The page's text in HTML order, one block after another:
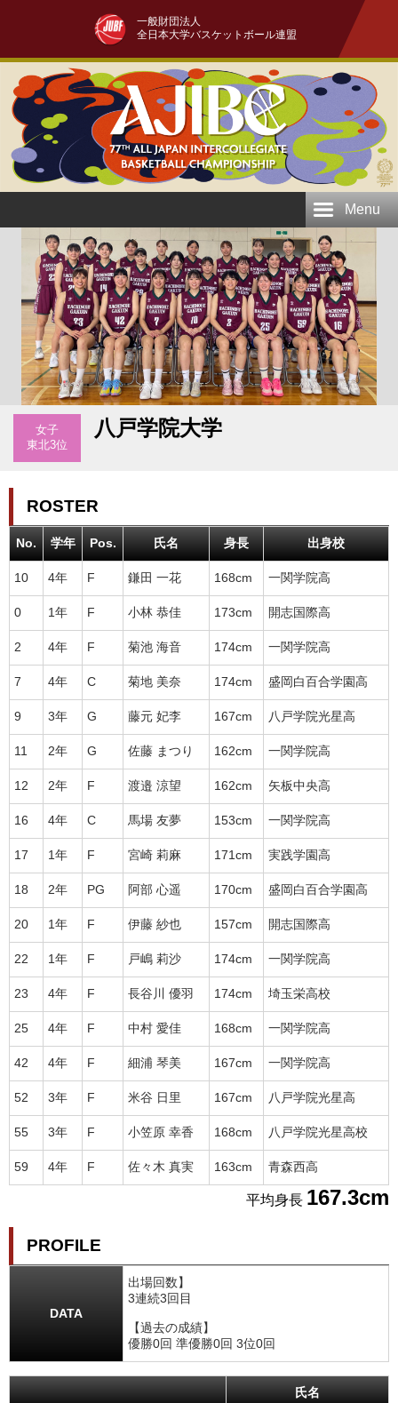
一般財団法人
全日本大学バスケットボール連盟
Menu
女子
東北3位
八戸学院大学
ROSTER
No. 学年 Pos. 氏名 身長 出身校
10 4年 F 鎌田 一花 168cm 一関学院高
0 1年 F 小林 恭佳 173cm 開志国際高
2 4年 F 菊池 海音 174cm 一関学院高
7 4年 C 菊地 美奈 174cm 盛岡白百合学園高
9 3年 G 藤元 妃李 167cm 八戸学院光星高
11 2年 G 佐藤 まつり 162cm 一関学院高
12 2年 F 渡邉 涼望 162cm 矢板中央高
16 4年 C 馬場 友夢 153cm 一関学院高
17 1年 F 宮崎 莉麻 171cm 実践学園高
18 2年 PG 阿部 心遥 170cm 盛岡白百合学園高
20 1年 F 伊藤 紗也 157cm 開志国際高
22 1年 F 戸嶋 莉沙 174cm 一関学院高
23 4年 F 長谷川 優羽 174cm 埼玉栄高校
25 4年 F 中村 愛佳 168cm 一関学院高
42 4年 F 細浦 琴美 167cm 一関学院高
52 3年 F 米谷 日里 167cm 八戸学院光星高
55 3年 F 小笠原 幸香 168cm 八戸学院光星高校
59 4年 F 佐々木 真実 163cm 青森西高
平均身長 167.3cm
PROFILE
DATA
出場回数】
3連続3回目
【過去の成績】
優勝0回 準優勝0回 3位0回
氏名